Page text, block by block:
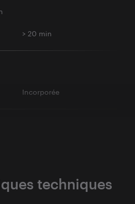
> 20 min
Incorporée
techniques